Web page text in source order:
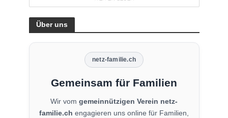
Über uns
netz-familie.ch
Gemeinsam für Familien
Wir vom gemeinnützigen Verein netz-
familie.ch engagieren uns online für Familien,